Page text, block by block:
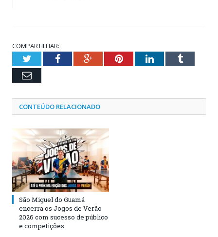
COMPARTILHAR:
TwitterFacebookGoogle+PinterestLinkedInTumblr
Email
CONTEÚDO RELACIONADO
São Miguel do Guamá
encerra os Jogos de Verão
2026 com sucesso de público
e competições.